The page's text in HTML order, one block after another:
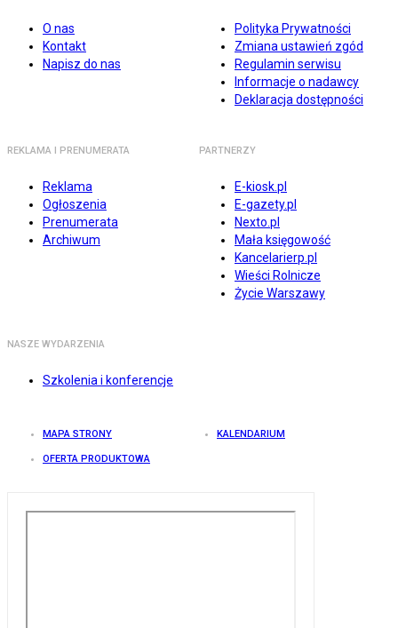
O nas
Kontakt
Napisz do nas
Polityka Prywatności
Zmiana ustawień zgód
Regulamin serwisu
Informacje o nadawcy
Deklaracja dostępności
REKLAMA I PRENUMERATA
Reklama
Ogłoszenia
Prenumerata
Archiwum
PARTNERZY
E-kiosk.pl
E-gazety.pl
Nexto.pl
Mała księgowość
Kancelarierp.pl
Wieści Rolnicze
Życie Warszawy
NASZE WYDARZENIA
Szkolenia i konferencje
MAPA STRONY KALENDARIUM
OFERTA PRODUKTOWA